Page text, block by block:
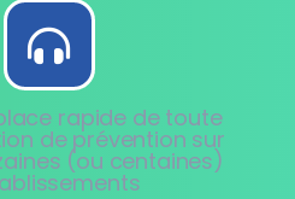
rapide de toute
de prévention sur
(ou centaines)